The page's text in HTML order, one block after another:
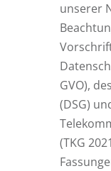
unserer
GVO),
(DSG)
(TKG